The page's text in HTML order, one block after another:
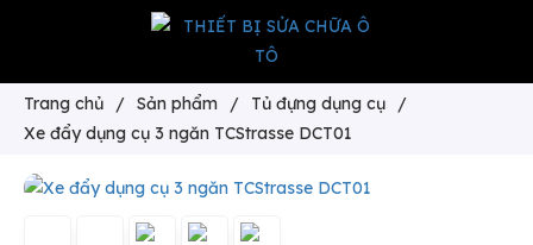
Trang chủ / Sản phẩm / Tủ đựng dụng cụ
/
Xe đẩy dụng cụ 3 ngăn TCStrasse DCT01